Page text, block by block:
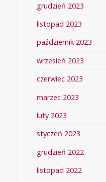
grudzień 2023
listopad 2023
październik 2023
wrzesień 2023
czerwiec 2023
marzec 2023
luty 2023
styczeń 2023
grudzień 2022
listopad 2022